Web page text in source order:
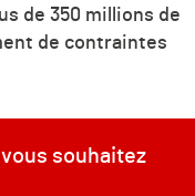
de 350 millions de
de contraintes
souhaitez